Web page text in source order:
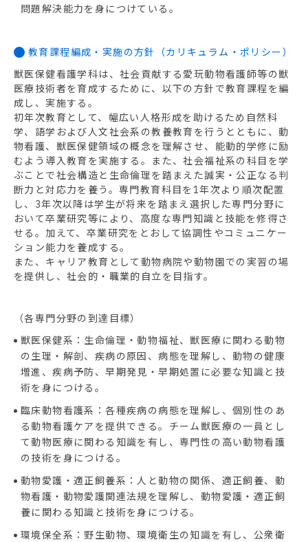
問題解決能力を身につけている。
教育課程編成・実施の方針（カリキュラム・ポリシー）
獣医保健看護学科は、社会貢献する愛玩動物看護師等の獣
医療技術者を育成するために、以下の方針で教育課程を編
成し、実施する。
初年次教育として、幅広い人格形成を助けるため自然科
学、語学および人文社会系の教養教育を行うとともに、動
物看護、獣医保健領域の概念を理解させ、能動的学修に励
むよう導入教育を実施する。また、社会福祉系の科目を学
ぶことで社会構造と生命倫理を踏まえた誠実・公正なる判
断力と対応力を養う。専門教育科目を1年次より順次配置
し、3年次以降は学生が将来を踏まえ選択した専門分野に
おいて卒業研究等により、高度な専門知識と技能を修得さ
せる。加えて、卒業研究をとおして協調性やコミュニケー
ション能力を養成する。
また、キャリア教育として動物病院や動物園での実習の場
を提供し、社会的・職業的自立を目指す。
（各専門分野の到達目標）
獣医保健系：生命倫理・動物福祉、獣医療に関わる動物
の生理・解剖、疾病の原因、病態を理解し、動物の健康
増進、疾病予防、早期発見・早期処置に必要な知識と技
術を身につける。
臨床動物看護系：各種疾病の病態を理解し、個別性のあ
る動物看護ケアを提供できる。チーム獣医療の一員とし
て動物医療に関わる知識を有し、専門性の高い動物看護
の技術を身につける。
動物愛護・適正飼養系：人と動物の関係、適正飼養、動
物看護・動物愛護関連法規を理解し、動物愛護・適正飼
養に関わる知識と技術を身につける。
環境保全系：野生動物、環境衛生の知識を有し、公衆衛